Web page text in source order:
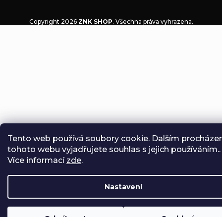
Tento web používá soubory cookie. Dalším
tohoto webu vyjadřujete souhlas s jejich používáním..
Více informací zde.
Nastavení
Copyright 2026 ZNK SHOP. Všechna práva vyhrazena.